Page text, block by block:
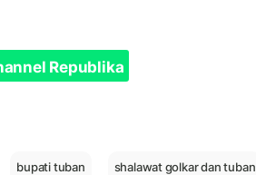
Republika
bupati tuban shalawat golkar dan tuban